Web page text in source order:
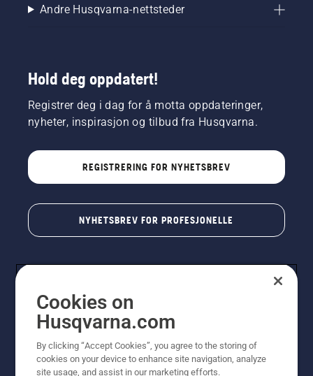
Andre Husqvarna-nettsteder
Hold deg oppdatert!
Registrer deg i dag for å motta oppdateringer,
nyheter, inspirasjon og tilbud fra Husqvarna.
REGISTRERING FOR NYHETSBREV
NYHETSBREV FOR PROFESJONELLE
© Husqvarna AB (utgiver). Med enerett. Angitte priser
Cookies on
Husqvarna.com
By clicking “Accept Cookies”, you agree to the storing of
cookies on your device to enhance site navigation, analyze
site usage, and assist in our marketing efforts.